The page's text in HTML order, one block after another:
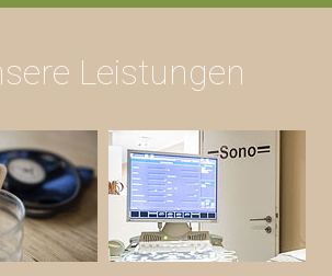
Leistungen